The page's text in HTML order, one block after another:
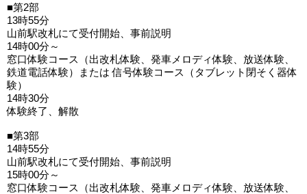
■第2部
13時55分
山前駅改札にて受付開始、事前説明
14時00分～
窓口体験コース（出改札体験、発車メロディ体験、放送体験、
鉄道電話体験）または 信号体験コース（タブレット閉そく器体
験）
14時30分
体験終了、解散
■第3部
14時55分
山前駅改札にて受付開始、事前説明
15時00分～
窓口体験コース（出改札体験、発車メロディ体験、放送体験、